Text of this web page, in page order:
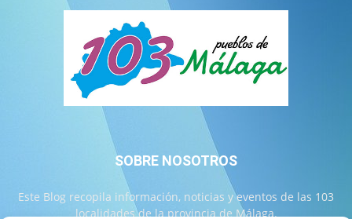
SOBRE NOSOTROS
Este Blog recopila información, noticias y eventos de las 103
localidades de la provincia de Málaga.